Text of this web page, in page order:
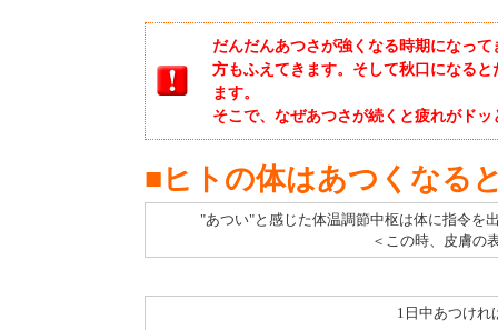
だんだんあつさが強くなる時期になっ
方もふえてきます。そして秋口になる
ます。
そこで、なぜあつさが続くと疲れがド
■ヒトの体はあつくなる
"あつい"と感じた体温調節中枢は体に指令を
＜この時、皮膚の
1日中あつけれ